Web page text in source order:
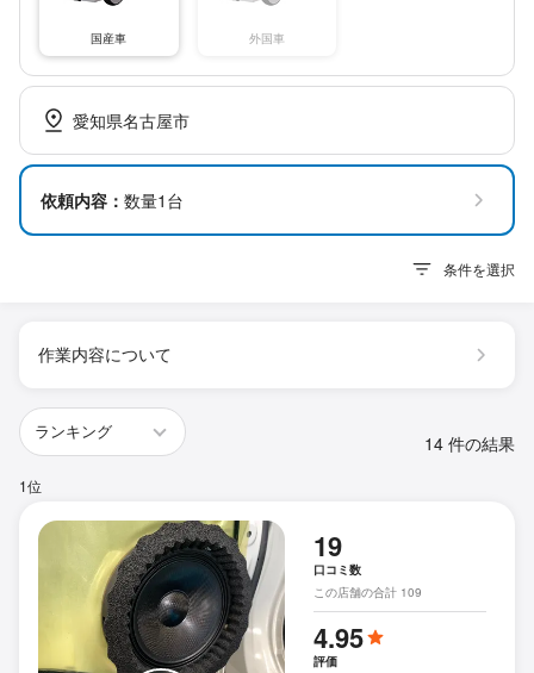
国産車 外国車
愛知県名古屋市
依頼内容： 数量1台
条件を選択
作業内容について
14 件の結果
1位
19
口コミ数
この店舗の合計 109
4.95
評価